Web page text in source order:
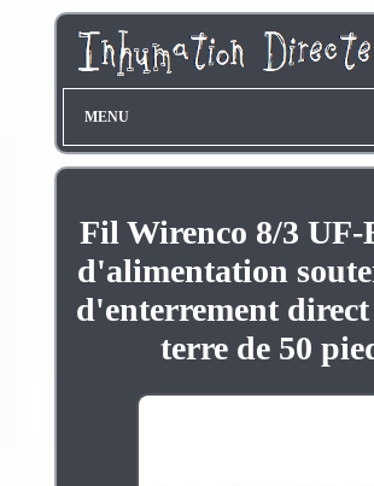
MENU
Fil Wirenco 8/3 UF-
d'alimentation
d'enterrement
terre de 50